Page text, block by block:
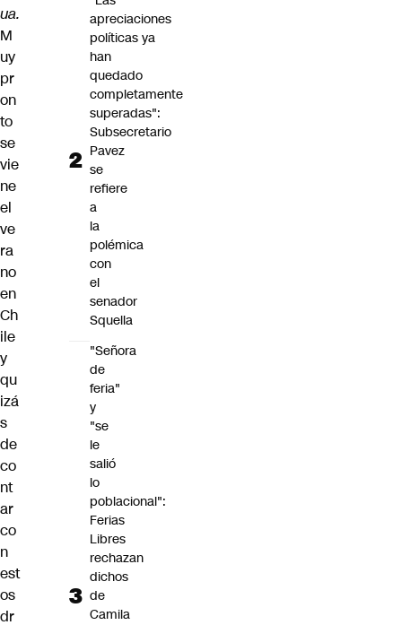
ua.
M
uy
pr
on
to
se
vie
ne
el
ve
ra
no
en
Ch
ile
y
qu
izá
s
de
co
nt
ar
co
n
est
os
dr
apreciaciones
políticas ya
han
quedado
completamente
superadas":
Subsecretario
Pavez
se
refiere
a
la
polémica
con
el
senador
Squella
"Señora
de
feria"
y
"se
le
salió
lo
poblacional":
Ferias
Libres
rechazan
dichos
de
Camila